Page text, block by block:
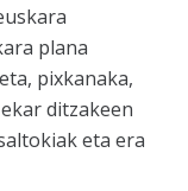
plana
pixkanaka,
ditzakeen
eta era